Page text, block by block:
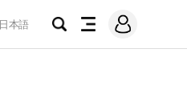
日本語
검
전
메
그